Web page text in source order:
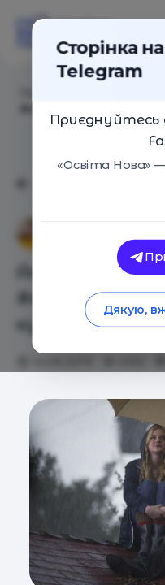
Анна
купили
Сторінка
Telegram
Приєднуйтесь
«Освіта Нова» —
Дякую,